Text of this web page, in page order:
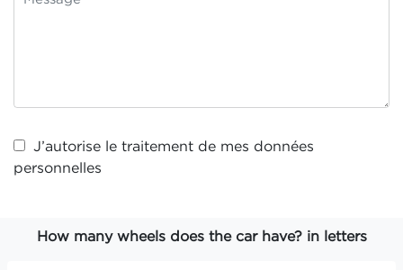
J’autorise le traitement de mes données
personnelles
How many wheels does the car have? in letters